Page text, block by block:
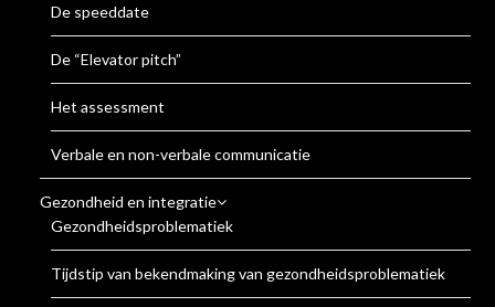
De speeddate
De “Elevator pitch”
Het assessment
Verbale en non-verbale communicatie
Gezondheid en integratie
Gezondheidsproblematiek
Tijdstip van bekendmaking van gezondheidsproblematiek